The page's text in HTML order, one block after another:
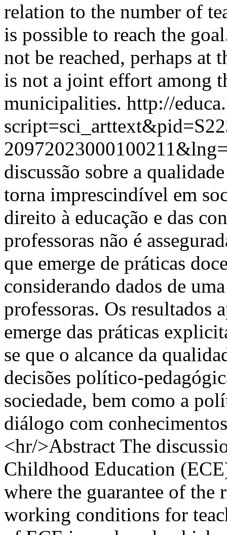
relation to the number of
is possible to reach the
not be reached, perhaps at
is not a joint effort among
municipalities. http://
discussão sobre a
torna imprescindível em
direito à educação e das
professoras não é
que emerge de práticas
considerando dados de
professoras. Os resultados
emerge das práticas
se que o alcance da
decisões político-
sociedade, bem como a
diálogo com
<hr/>Abstract The
Childhood Education
where the guarantee of the
working conditions for